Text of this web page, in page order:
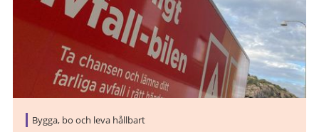
Bygga, bo och leva hållbart